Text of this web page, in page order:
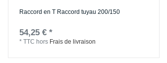
Raccord en T Raccord tuyau 200/150
54,25 € *
*TTC hors Frais de livraison